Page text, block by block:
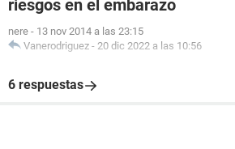
riesgos en el embarazo
nere - 13 nov 2014 a las 23:15
Vanerodriguez - 20 dic 2022 a las 10:56
6 respuestas